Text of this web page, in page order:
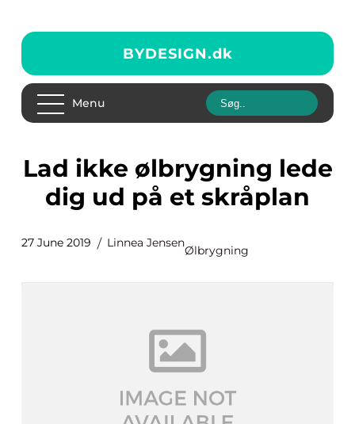
BYDESIGN.dk
Menu
Lad ikke ølbrygning lede
dig ud på et skråplan
27 June 2019 Linnea Jensen
Ølbrygning